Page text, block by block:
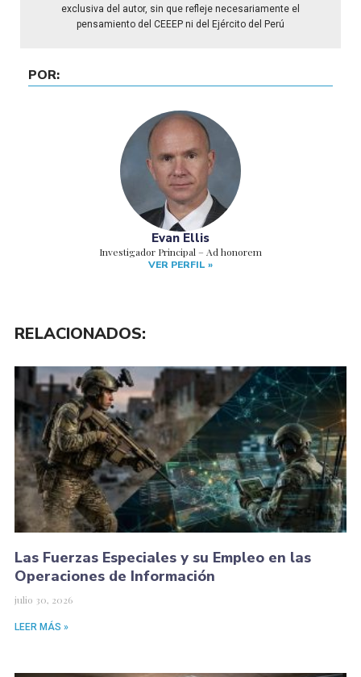
POR:
Evan Ellis
Investigador Principal – Ad honorem
VER PERFIL »
exclusiva del autor, sin que refleje necesariamente el
pensamiento del CEEEP ni del Ejército del Perú
RELACIONADOS:
Las Fuerzas Especiales y su Empleo en las
Operaciones de Información
julio 30, 2026
LEER MÁS »